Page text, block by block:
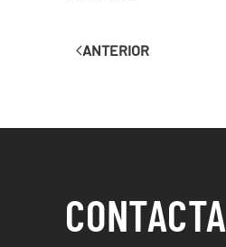
ANTERIOR
CONTACTA